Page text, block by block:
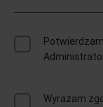
Wyrażam